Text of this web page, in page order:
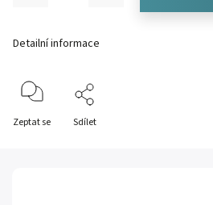
Detailní informace
Zeptat se Sdílet